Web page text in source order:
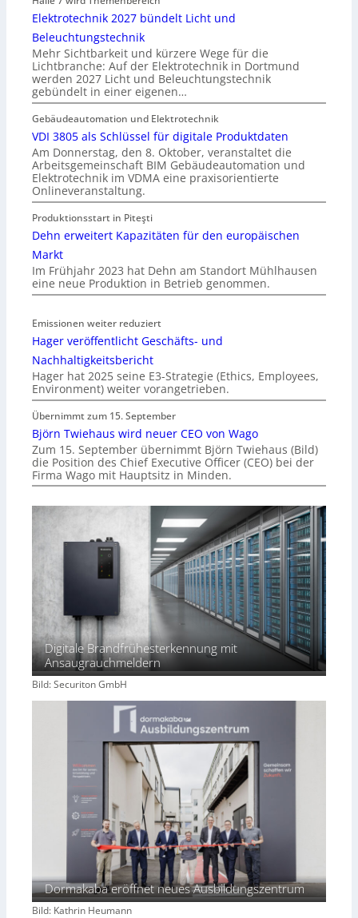
Elektrotechnik 2027 bündelt Licht und
Beleuchtungstechnik
Mehr Sichtbarkeit und kürzere Wege für die
Lichtbranche: Auf der Elektrotechnik in Dortmund
werden 2027 Licht und Beleuchtungstechnik
gebündelt in einer eigenen…
Gebäudeautomation und Elektrotechnik
VDI 3805 als Schlüssel für digitale Produktdaten
Am Donnerstag, den 8. Oktober, veranstaltet die
Arbeitsgemeinschaft BIM Gebäudeautomation und
Elektrotechnik im VDMA eine praxisorientierte
Onlineveranstaltung.
Produktionsstart in Piteşti
Dehn erweitert Kapazitäten für den europäischen
Markt
Im Frühjahr 2023 hat Dehn am Standort Mühlhausen
eine neue Produktion in Betrieb genommen.
Emissionen weiter reduziert
Hager veröffentlicht Geschäfts- und
Nachhaltigkeitsbericht
Hager hat 2025 seine E3-Strategie (Ethics, Employees,
Environment) weiter vorangetrieben.
Übernimmt zum 15. September
Björn Twiehaus wird neuer CEO von Wago
Zum 15. September übernimmt Björn Twiehaus (Bild)
die Position des Chief Executive Officer (CEO) bei der
Firma Wago mit Hauptsitz in Minden.
Digitale Brandfrühesterkennung mit
Ansaugrauchmeldern
Bild: Securiton GmbH
Dormakaba eröffnet neues Ausbildungszentrum
Bild: Kathrin Heumann